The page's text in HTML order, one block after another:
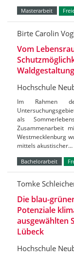
Masterarbeit
Birte Carolin
Vom
Hochschule
Im Rahmen
als
Zusammenarbeit
Westmecklenburg
mittels akustischer…
Bachelorarbeit
Tomke
Die blau-
Potenziale
ausgewählten
Lübeck
Hochschule